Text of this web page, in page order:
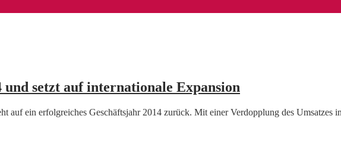
setzt auf internationale Expansion
auf ein erfolgreiches Geschäftsjahr 2014 zurück. Mit einer Verdopplung des Umsatzes